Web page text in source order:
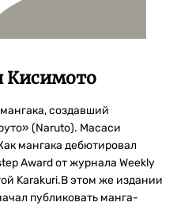
Кисимото
создавший
(Naruto). Масаси
мангака дебютировал
Award от журнала Weekly
Karakuri.В этом же издании
публиковать манга-